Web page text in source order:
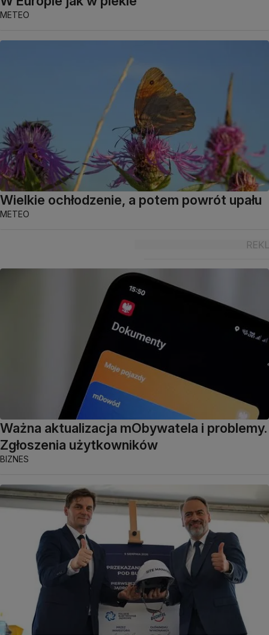
METEO
Wielkie ochłodzenie, a potem powrót upału
METEO
Ważna aktualizacja mObywatela i problemy.
Zgłoszenia użytkowników
BIZNES